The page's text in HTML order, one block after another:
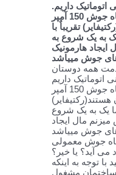
داریم.
به دلیل کارهای عمرانی دو دستگاه جوش 150 آمپر
تقریباٌ با
به یک شروع به
هارمونیک
همه دوستان
به دلیل کارهای عمرانی دو دستگاه جوش 150 آمپر
یک به یک شروع
مال ایجاد
جوش معمولی
می آید؟ یا خیر؟
با توجه به اینکه
دیگر در ساختمان مشغول